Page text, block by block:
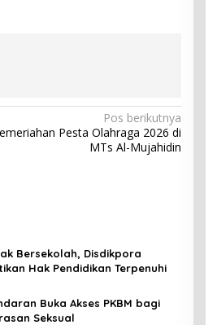
Pos berikutnya
Pesta Olahraga 2026 di
MTs Al-Mujahidin
Bersekolah, Disdikpora
Hak Pendidikan Terpenuhi
Buka Akses PKBM bagi
Seksual